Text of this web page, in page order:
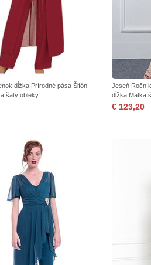
dĺžka Prírodné pása Šifón
šaty obleky
Jeseň
dĺžka Matka
€ 123,20